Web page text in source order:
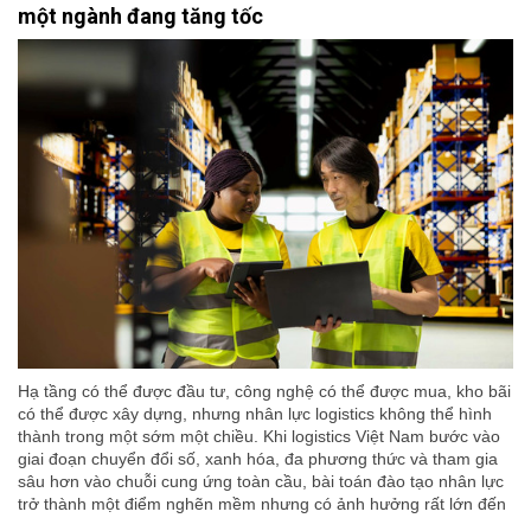
một ngành đang tăng tốc
Hạ tầng có thể được đầu tư, công nghệ có thể được mua, kho bãi
có thể được xây dựng, nhưng nhân lực logistics không thể hình
thành trong một sớm một chiều. Khi logistics Việt Nam bước vào
giai đoạn chuyển đổi số, xanh hóa, đa phương thức và tham gia
sâu hơn vào chuỗi cung ứng toàn cầu, bài toán đào tạo nhân lực
trở thành một điểm nghẽn mềm nhưng có ảnh hưởng rất lớn đến